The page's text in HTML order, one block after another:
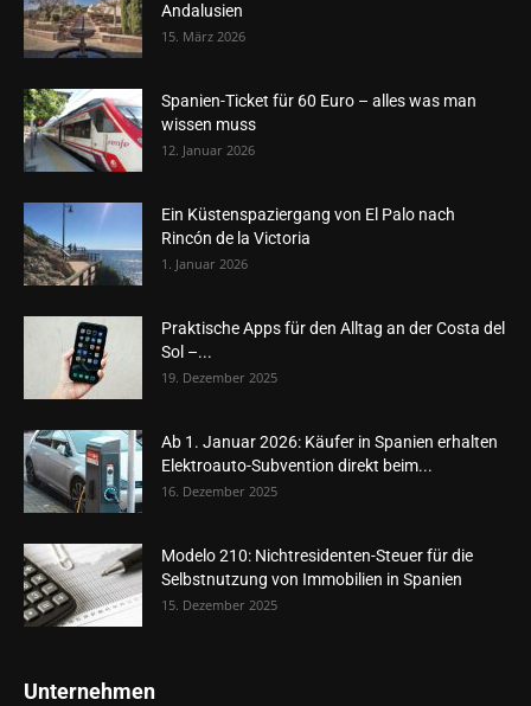
Andalusien
15. März 2026
Spanien-Ticket für 60 Euro – alles was man
wissen muss
12. Januar 2026
Ein Küstenspaziergang von El Palo nach
Rincón de la Victoria
1. Januar 2026
Praktische Apps für den Alltag an der Costa del
Sol –...
19. Dezember 2025
Ab 1. Januar 2026: Käufer in Spanien erhalten
Elektroauto-Subvention direkt beim...
16. Dezember 2025
Modelo 210: Nichtresidenten-Steuer für die
Selbstnutzung von Immobilien in Spanien
15. Dezember 2025
Unternehmen